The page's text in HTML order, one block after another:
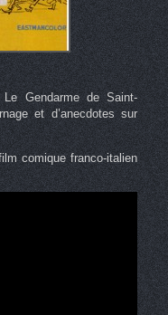
Gendarme de Saint-
et d’anecdotes sur
comique franco-italien